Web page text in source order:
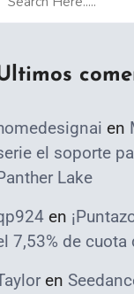
en
el soporte
Lake
en
7,53% de
en